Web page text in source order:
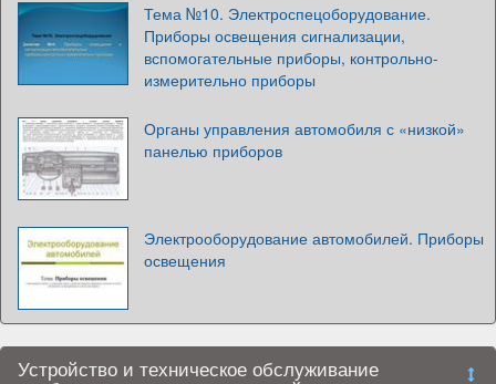
Тема №10. Электроспецоборудование.
Приборы освещения сигнализации,
вспомогательные приборы, контрольно-
измерительно приборы
Органы управления автомобиля с «низкой»
панелью приборов
Электрооборудование автомобилей. Приборы
освещения
Устройство и техническое обслуживание